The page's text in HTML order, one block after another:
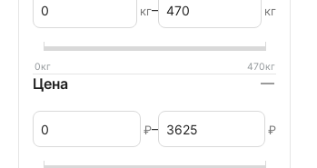
таланд
Тамаки
Хайнц
кг– кг
0кг 470кг
Цена
₽– ₽